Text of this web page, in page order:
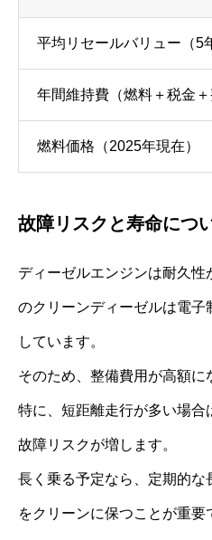
平均リセールバリュー（5
年間維持費（燃料＋税金＋
燃料価格（2025年現在）
故障リスクと寿命につ
ディーゼルエンジンは耐久
のクリーンディーゼルは電
しています。
そのため、整備費用が高額に
特に、短距離走行が多い場
故障リスクが増します。
長く乗る予定なら、定期的な
をクリーンに保つことが重要